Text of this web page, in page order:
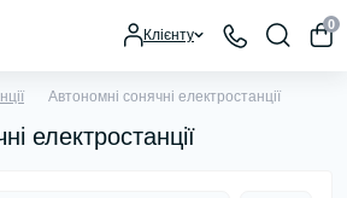
Клієнту
0
Автономні сонячні електростанції
електростанції